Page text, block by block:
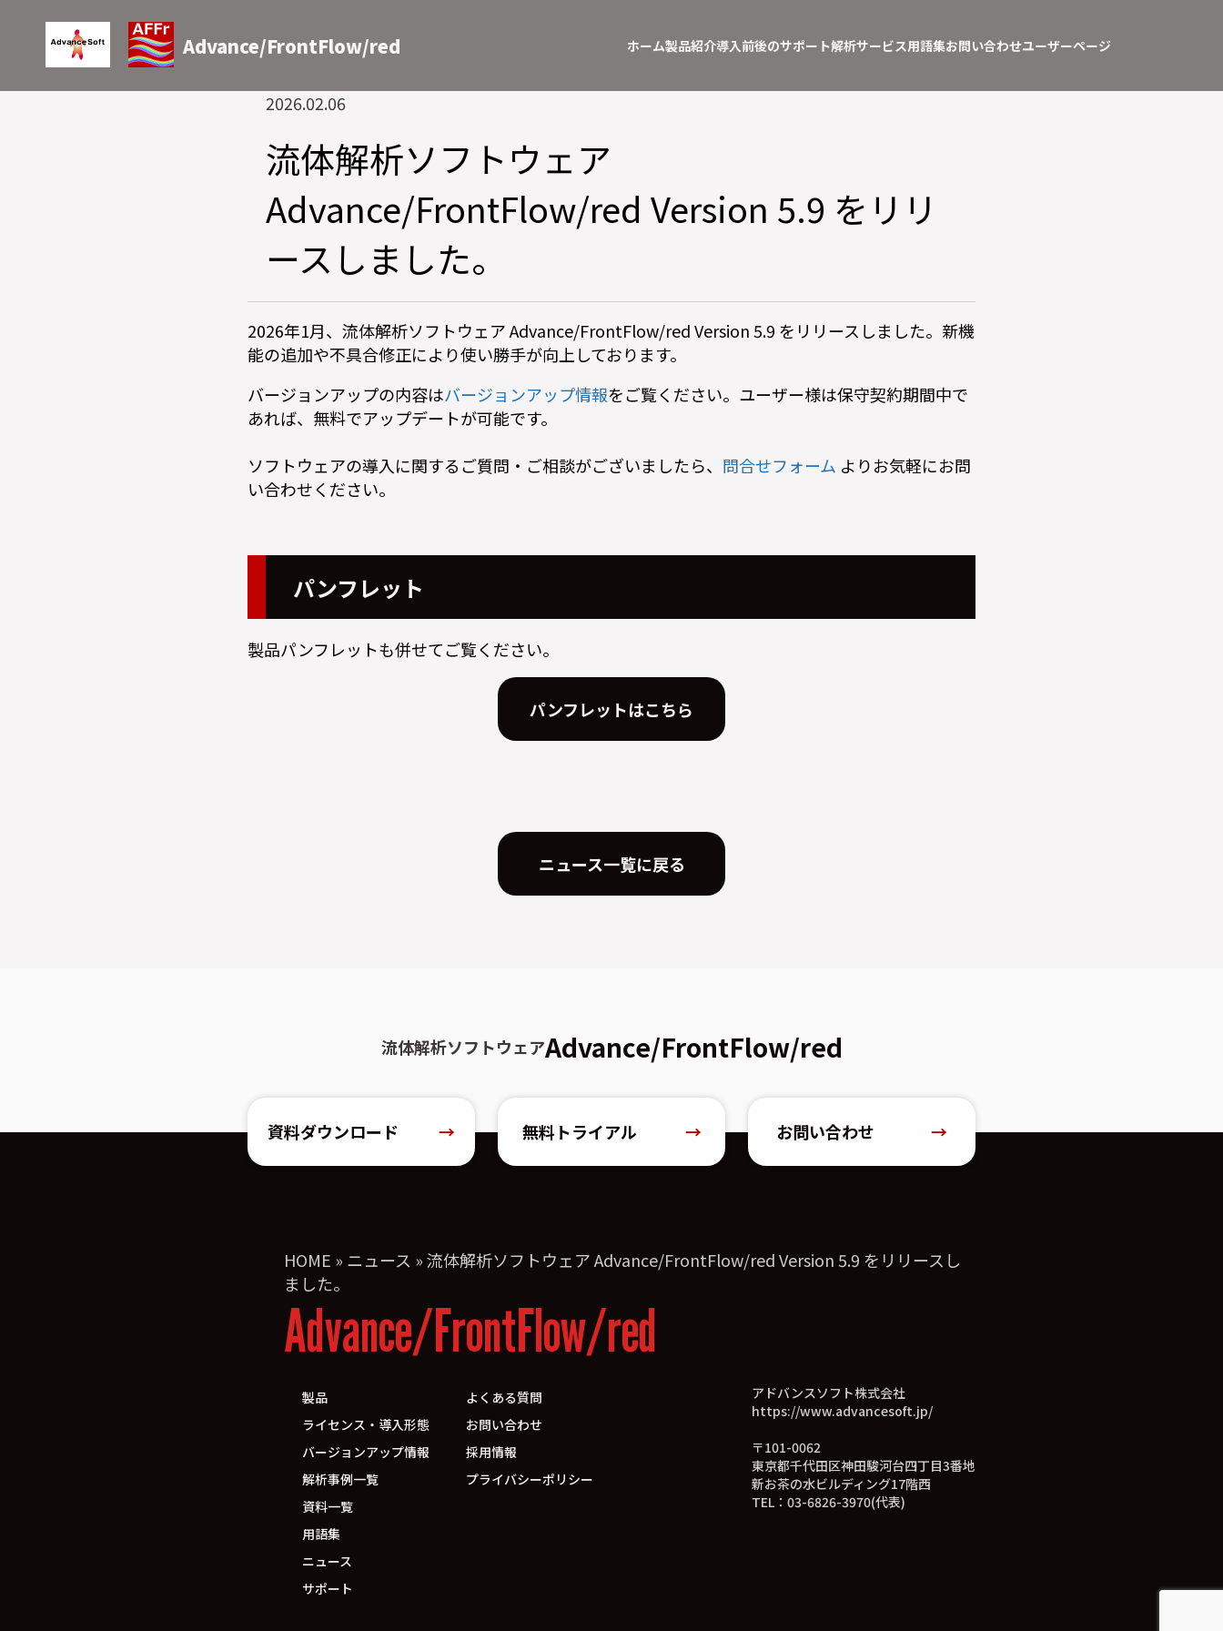
Advance/FrontFlow/red ホーム製品紹介導入前後のサポート解析サービス用語集お問い合わせユーザーページ
2026.02.06
流体解析ソフトウェア
Advance/FrontFlow/red Version 5.9 をリリ
ースしました。
2026年1月、流体解析ソフトウェア Advance/FrontFlow/red Version 5.9 をリリースしました。新機
能の追加や不具合修正により使い勝手が向上しております。
バージョンアップの内容はバージョンアップ情報をご覧ください。ユーザー様は保守契約期間中で
あれば、無料でアップデートが可能です。
ソフトウェアの導入に関するご質問・ご相談がございましたら、 問合せフォーム よりお気軽にお問
い合わせください。
パンフレット
製品パンフレットも併せてご覧ください。
パンフレットはこちら
ニュース一覧に戻る
流体解析ソフトウェアAdvance/FrontFlow/red
資料ダウンロード → 無料トライアル → お問い合わせ →
HOME » ニュース »流体解析ソフトウェア Advance/FrontFlow/red Version 5.9 をリリースし
ました。
Advance/FrontFlow/red
製品
ライセンス・導入形態
バージョンアップ情報
解析事例一覧
資料一覧
用語集
ニュース
サポート
よくある質問
お問い合わせ
採用情報
プライバシーポリシー
アドバンスソフト株式会社
https://www.advancesoft.jp/
〒101-0062
東京都千代田区神田駿河台四丁目3番地
新お茶の水ビルディング17階西
TEL：03-6826-3970(代表)